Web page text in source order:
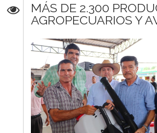
MÁS DE 2.300
AGROPECUARIOS Y